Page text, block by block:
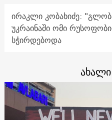
ირაკლი კობახიძე:
უკრაინაში ომი
სჭირდებოდა
ახალი